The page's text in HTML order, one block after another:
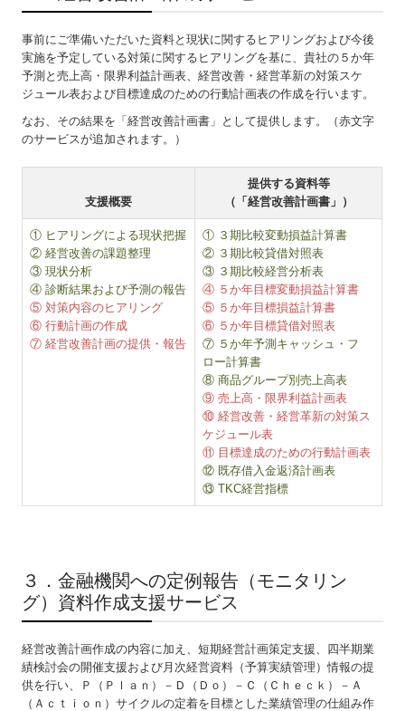
事前にご準備いただいた資料と現状に関するヒアリングおよび今後
実施を予定している対策に関するヒアリングを基に、貴社の５か年
予測と売上高・限界利益計画表、経営改善・経営革新の対策スケ
ジュール表および目標達成のための行動計画表の作成を行います。
なお、その結果を「経営改善計画書」として提供します。（赤文字
のサービスが追加されます。）
支援概要
提供する資料等
（「経営改善計画書」）
① ヒアリングによる現状把握
② 経営改善の課題整理
③ 現状分析
④ 診断結果および予測の報告
⑤ 対策内容のヒアリング
⑥ 行動計画の作成
⑦ 経営改善計画の提供・報告
① ３期比較変動損益計算書
② ３期比較貸借対照表
③ ３期比較経営分析表
④ ５か年目標変動損益計算書
⑤ ５か年目標損益計算書
⑥ ５か年目標貸借対照表
⑦ ５か年予測キャッシュ・フ
ロー計算書
⑧ 商品グループ別売上高表
⑨ 売上高・限界利益計画表
⑩ 経営改善・経営革新の対策ス
ケジュール表
⑪ 目標達成のための行動計画表
⑫ 既存借入金返済計画表
⑬ TKC経営指標
３．金融機関への定例報告（モニタリン
グ）資料作成支援サービス
経営改善計画作成の内容に加え、短期経営計画策定支援、四半期業
績検討会の開催支援および月次経営資料（予算実績管理）情報の提
供を行い、Ｐ（Ｐｌａｎ）－Ｄ（Ｄｏ）－Ｃ（Ｃｈｅｃｋ）－Ａ
（Ａｃｔｉｏｎ）サイクルの定着を目標とした業績管理の仕組み作